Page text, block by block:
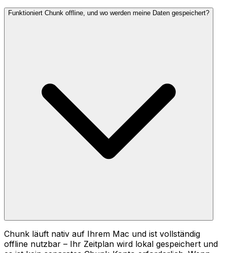
Funktioniert Chunk offline, und wo werden meine Daten gespeichert?
Chunk läuft nativ auf Ihrem Mac und ist vollständig
offline nutzbar – Ihr Zeitplan wird lokal gespeichert und